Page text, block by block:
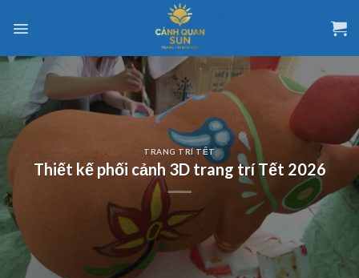
đến
dung
TRANG TRÍ TẾT
Thiết kế phối cảnh 3D trang trí Tết 2026